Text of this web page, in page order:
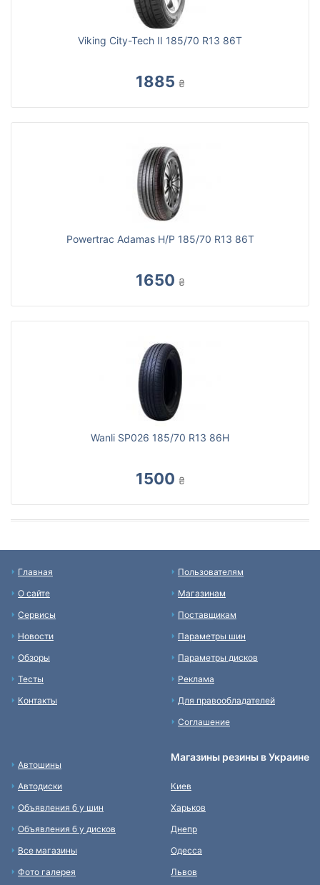
Viking City-Tech II 185/70 R13 86T
1885 ₴
Powertrac Adamas H/P 185/70 R13 86T
1650 ₴
Wanli SP026 185/70 R13 86H
1500 ₴
Главная
О сайте
Сервисы
Новости
Обзоры
Тесты
Контакты
Пользователям
Магазинам
Поставщикам
Параметры шин
Параметры дисков
Реклама
Для правообладателей
Соглашение
Автошины
Автодиски
Объявления б у шин
Объявления б у дисков
Все магазины
Фото галерея
Магазины резины в Украине
Киев
Харьков
Днепр
Одесса
Львов